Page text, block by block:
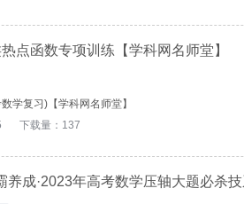
点函数专项训练【学科网名师堂】
学复习)【学科网名师堂】
下载量：137